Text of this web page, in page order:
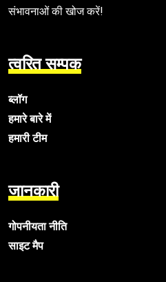
संभावनाओं की खोज करें!
त्वरित सम्पक
ब्लॉग
हमारे बारे में
हमारी टीम
जानकारी
गोपनीयता नीति
साइट मैप